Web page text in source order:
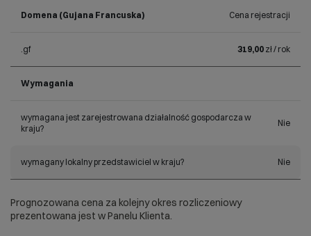
Domena (Gujana Francuska) Cena rejestracji
.gf 319,00 zł / rok
Wymagania
wymagana jest zarejestrowana działalność gospodarcza w
kraju?
Nie
wymagany lokalny przedstawiciel w kraju? Nie
Prognozowana cena za kolejny okres rozliczeniowy
prezentowana jest w Panelu Klienta.